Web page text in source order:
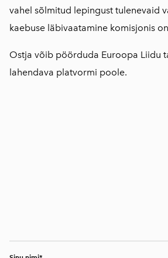
vahel sõlmitud lepingust tulenevaid
kaebuse läbivaatamine komisjonis
Ostja võib pöörduda Euroopa Liidu
lahendava platvormi poole.